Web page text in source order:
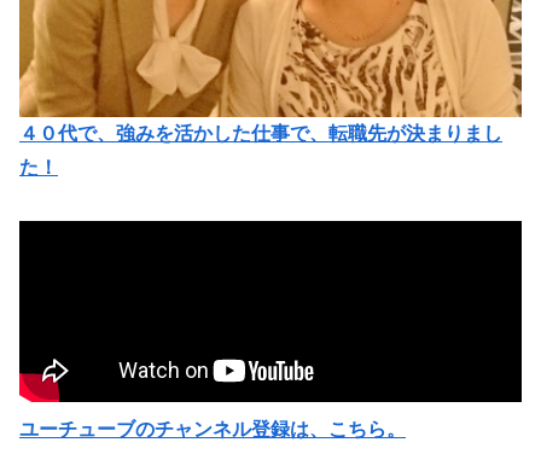
４０代で、強みを活かした仕事で、転職先が決まりまし
た！
ユーチューブのチャンネル登録は、こちら。